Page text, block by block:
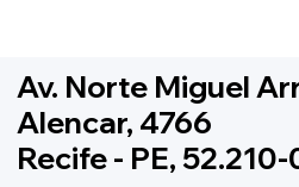
Fanfarras:
Regulamento
Av. Norte Miguel
Alencar, 4766
Recife - PE,